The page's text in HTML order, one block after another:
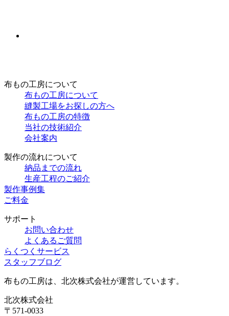
布もの工房について
布もの工房について
縫製工場をお探しの方へ
布もの工房の特徴
当社の技術紹介
会社案内
製作の流れについて
納品までの流れ
生産工程のご紹介
製作事例集
ご料金
サポート
お問い合わせ
よくあるご質問
らくつくサービス
スタッフブログ
布もの工房は、北次株式会社が運営しています。
北次株式会社
〒571-0033